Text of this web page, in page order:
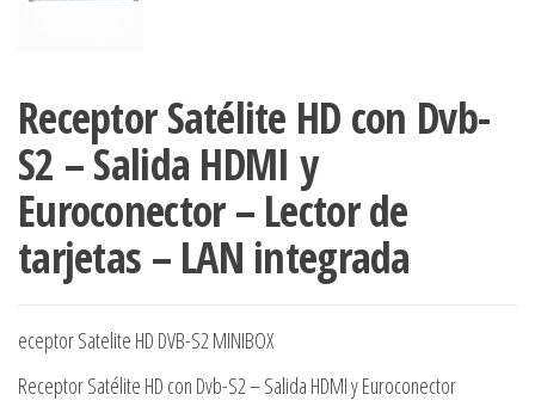
Receptor Satélite HD con Dvb-
S2 – Salida HDMI y
Euroconector – Lector de
tarjetas – LAN integrada
eceptor Satelite HD DVB-S2 MINIBOX
Receptor Satélite HD con Dvb-S2 – Salida HDMI y Euroconector